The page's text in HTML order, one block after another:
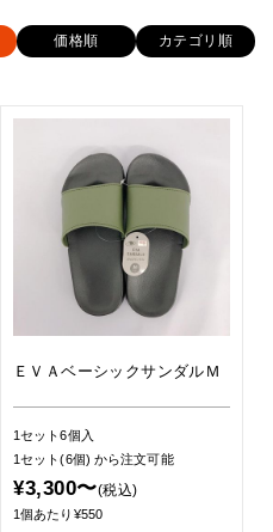
価格順 カテゴリ順
ＥＶＡベーシックサンダルＭ
1セット6個入
1セット(6個) から注文可能
¥3,300〜(税込)
1個あたり¥550